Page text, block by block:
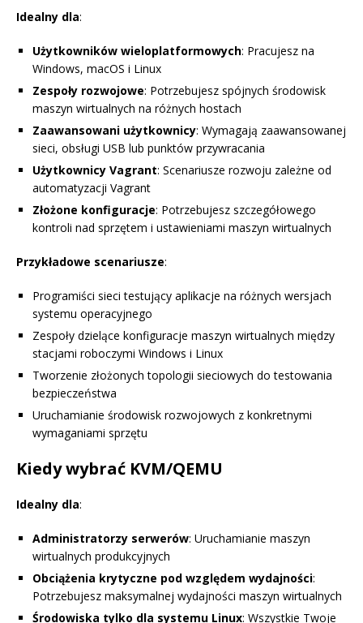
Idealny dla:
Użytkowników wieloplatformowych: Pracujesz na
Windows, macOS i Linux
Zespoły rozwojowe: Potrzebujesz spójnych środowisk
maszyn wirtualnych na różnych hostach
Zaawansowani użytkownicy: Wymagają zaawansowanej
sieci, obsługi USB lub punktów przywracania
Użytkownicy Vagrant: Scenariusze rozwoju zależne od
automatyzacji Vagrant
Złożone konfiguracje: Potrzebujesz szczegółowego
kontroli nad sprzętem i ustawieniami maszyn wirtualnych
Przykładowe scenariusze:
Programiści sieci testujący aplikacje na różnych wersjach
systemu operacyjnego
Zespoły dzielące konfiguracje maszyn wirtualnych między
stacjami roboczymi Windows i Linux
Tworzenie złożonych topologii sieciowych do testowania
bezpieczeństwa
Uruchamianie środowisk rozwojowych z konkretnymi
wymaganiami sprzętu
Kiedy wybrać KVM/QEMU
Idealny dla:
Administratorzy serwerów: Uruchamianie maszyn
wirtualnych produkcyjnych
Obciążenia krytyczne pod względem wydajności:
Potrzebujesz maksymalnej wydajności maszyn wirtualnych
Środowiska tylko dla systemu Linux: Wszystkie Twoje